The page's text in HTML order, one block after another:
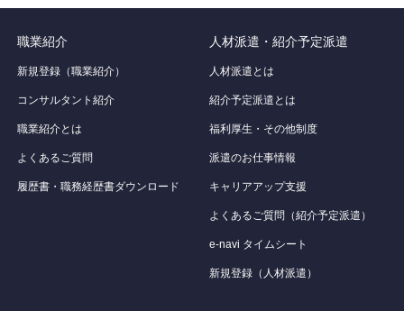
職業紹介
新規登録（職業紹介）
コンサルタント紹介
職業紹介とは
よくあるご質問
履歴書・職務経歴書ダウンロード
人材派遣・紹介予定派遣
人材派遣とは
紹介予定派遣とは
福利厚生・その他制度
派遣のお仕事情報
キャリアアップ支援
よくあるご質問（紹介予定派遣）
e-navi タイムシート
新規登録（人材派遣）